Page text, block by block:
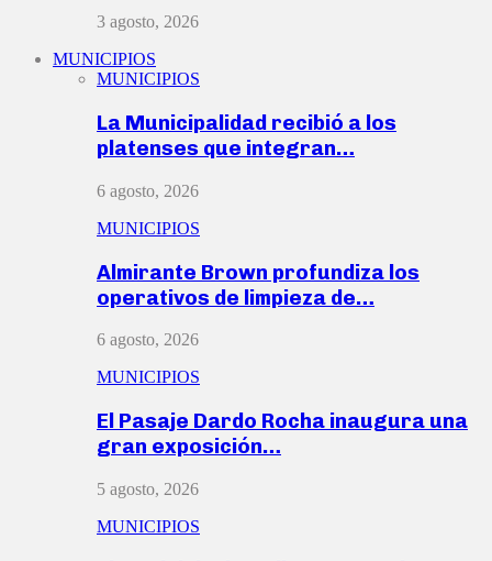
3 agosto, 2026
MUNICIPIOS
MUNICIPIOS
La Municipalidad recibió a los
platenses que integran…
6 agosto, 2026
MUNICIPIOS
Almirante Brown profundiza los
operativos de limpieza de…
6 agosto, 2026
MUNICIPIOS
El Pasaje Dardo Rocha inaugura una
gran exposición…
5 agosto, 2026
MUNICIPIOS